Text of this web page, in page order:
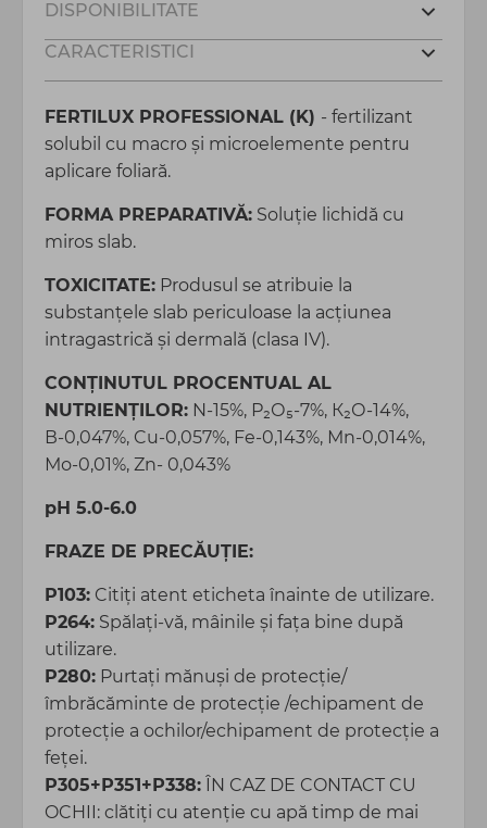
DISPONIBILITATE
CARACTERISTICI
FERTILUX PROFESSIONAL (K) - fertilizant
solubil cu macro şi microelemente pentru
aplicare foliară.
FORMA PREPARATIVĂ: Soluție lichidă cu
miros slab.
TOXICITATE: Produsul se atribuie la
substanțele slab periculoase la acţiunea
intragastrică şi dermală (clasa IV).
CONŢINUTUL PROCENTUAL AL
NUTRIENȚILOR: N-15%, Р₂О₅-7%, К₂О-14%,
В-0,047%, Cu-0,057%, Fe-0,143%, Мn-0,014%,
Мо-0,01%, Zn- 0,043%
рН 5.0-6.0
FRAZE DE PRECĂUȚIE:
P103: Citiți atent eticheta înainte de utilizare.
P264: Spălați-vă, mâinile şi faţa bine după
utilizare.
P280: Purtaţi mănuşi de protecție/
îmbrăcăminte de protecție /echipament de
protecție a ochilor/echipament de protecţie a
feţei.
Р305+Р351+Р338: ÎN CAZ DE CONTACT CU
OCHII: clătiți cu atenție cu apă timp de mai